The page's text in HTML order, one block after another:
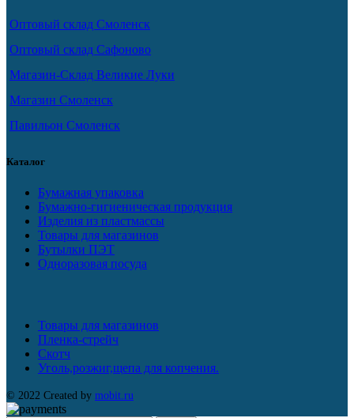
Оптовый склад Смоленск
Оптовый склад Сафоново
Магазин-Склад Великие Луки
Магазин Смоленск
Павильон Смоленск
Каталог
Бумажная упаковка
Бумажно-гигиеническая продукция
Изделия из пластмассы
Товары для магазинов
Бутылки ПЭТ
Одноразовая посуда
Товары для магазинов
Пленка-стрейч
Скотч
Уголь,розжиг,щепа для копчения.
© 2022 Created by mobit.ru